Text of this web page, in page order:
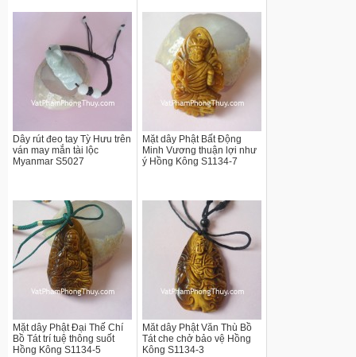
Dây rút đeo tay Tỳ Hưu trên
ván may mắn tài lộc
Myanmar S5027
Mặt dây Phật Bất Động
Minh Vương thuận lợi như
ý Hồng Kông S1134-7
Mặt dây Phật Đại Thế Chí
Bồ Tát trí tuệ thông suốt
Hồng Kông S1134-5
Măt dây Phật Văn Thù Bồ
Tát che chở bảo vệ Hồng
Kông S1134-3